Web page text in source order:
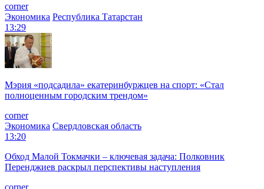
corner
Экономика Республика Татарстан
13:29
Мэрия «подсадила» екатеринбуржцев на спорт: «Стал
полноценным городским трендом»
corner
Экономика Свердловская область
13:20
Обход Малой Токмачки – ключевая задача: Полковник
Перенджиев раскрыл перспективы наступления
corner